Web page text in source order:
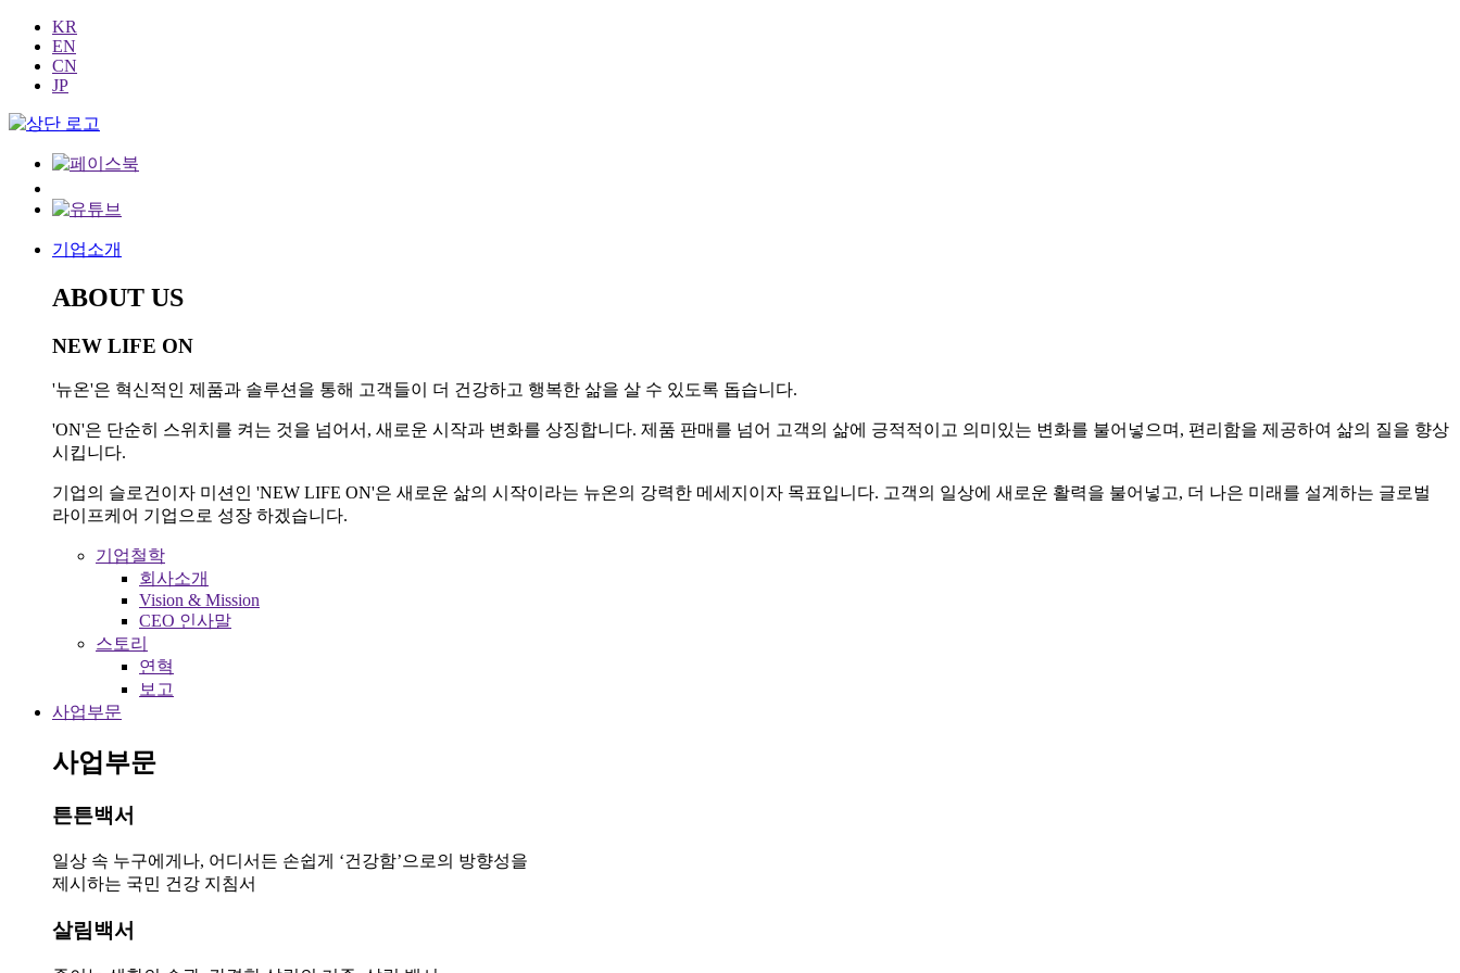
KR
EN
CN
JP
기업소개
ABOUT US
NEW LIFE ON
'뉴온'은 혁신적인 제품과 솔루션을 통해 고객들이 더 건강하고 행복한 삶을 살 수 있도록 돕습니다.
'ON'은 단순히 스위치를 켜는 것을 넘어서, 새로운 시작과 변화를 상징합니다. 제품 판매를 넘어 고객의 삶에 긍적적이고 의미있는 변화를 불어넣으며, 편리함을 제공하여 삶의 질을 향상
시킵니다.
기업의 슬로건이자 미션인 'NEW LIFE ON'은 새로운 삶의 시작이라는 뉴온의 강력한 메세지이자 목표입니다. 고객의 일상에 새로운 활력을 불어넣고, 더 나은 미래를 설계하는 글로벌
라이프케어 기업으로 성장 하겠습니다.
기업철학
회사소개
Vision & Mission
CEO 인사말
스토리
연혁
보고
사업부문
사업부문
튼튼백서
일상 속 누구에게나, 어디서든 손쉽게 ‘건강함’으로의 방향성을
제시하는 국민 건강 지침서
살림백서